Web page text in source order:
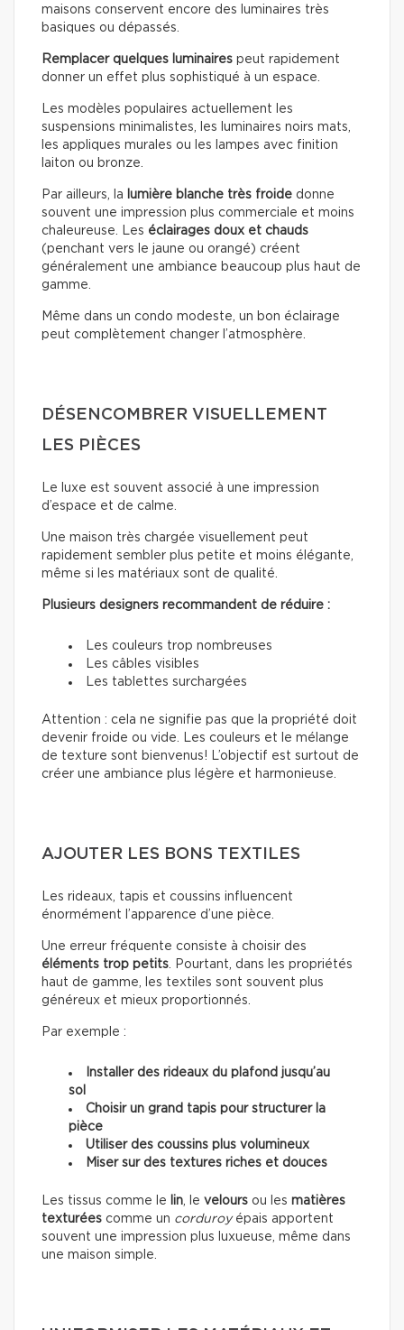
maisons conservent encore des luminaires très
basiques ou dépassés.
Remplacer quelques luminaires peut rapidement
donner un effet plus sophistiqué à un espace.
Les modèles populaires actuellement les
suspensions minimalistes, les luminaires noirs mats,
les appliques murales ou les lampes avec finition
laiton ou bronze.
Par ailleurs, la lumière blanche très froide donne
souvent une impression plus commerciale et moins
chaleureuse. Les éclairages doux et chauds
(penchant vers le jaune ou orangé) créent
généralement une ambiance beaucoup plus haut de
gamme.
Même dans un condo modeste, un bon éclairage
peut complètement changer l’atmosphère.
DÉSENCOMBRER VISUELLEMENT
LES PIÈCES
Le luxe est souvent associé à une impression
d’espace et de calme.
Une maison très chargée visuellement peut
rapidement sembler plus petite et moins élégante,
même si les matériaux sont de qualité.
Plusieurs designers recommandent de réduire :
Les couleurs trop nombreuses
Les câbles visibles
Les tablettes surchargées
Attention : cela ne signifie pas que la propriété doit
devenir froide ou vide. Les couleurs et le mélange
de texture sont bienvenus! L’objectif est surtout de
créer une ambiance plus légère et harmonieuse.
AJOUTER LES BONS TEXTILES
Les rideaux, tapis et coussins influencent
énormément l’apparence d’une pièce.
Une erreur fréquente consiste à choisir des
éléments trop petits. Pourtant, dans les propriétés
haut de gamme, les textiles sont souvent plus
généreux et mieux proportionnés.
Par exemple :
Installer des rideaux du plafond jusqu’au
sol
Choisir un grand tapis pour structurer la
pièce
Utiliser des coussins plus volumineux
Miser sur des textures riches et douces
Les tissus comme le lin, le velours ou les matières
texturées comme un corduroyépais apportent
souvent une impression plus luxueuse, même dans
une maison simple.